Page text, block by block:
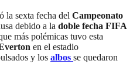
la sexta fecha del Campeonato
debido a la doble fecha FIFA
más polémicas tuvo esta
en el estadio
y los albos se quedaron